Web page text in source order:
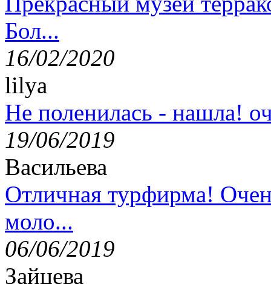
Бол...
16/02/2020
lilya
Не поленилась - нашла!
19/06/2019
Васильева
Отличная турфирма!
моло...
06/06/2019
Зайцева